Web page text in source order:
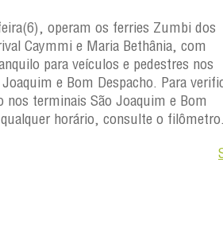
operam os ferries Zumbi dos
Caymmi e Maria Bethânia, com
para veículos e pedestres nos
e Bom Despacho. Para
nos terminais São Joaquim e Bom
horário, consulte o